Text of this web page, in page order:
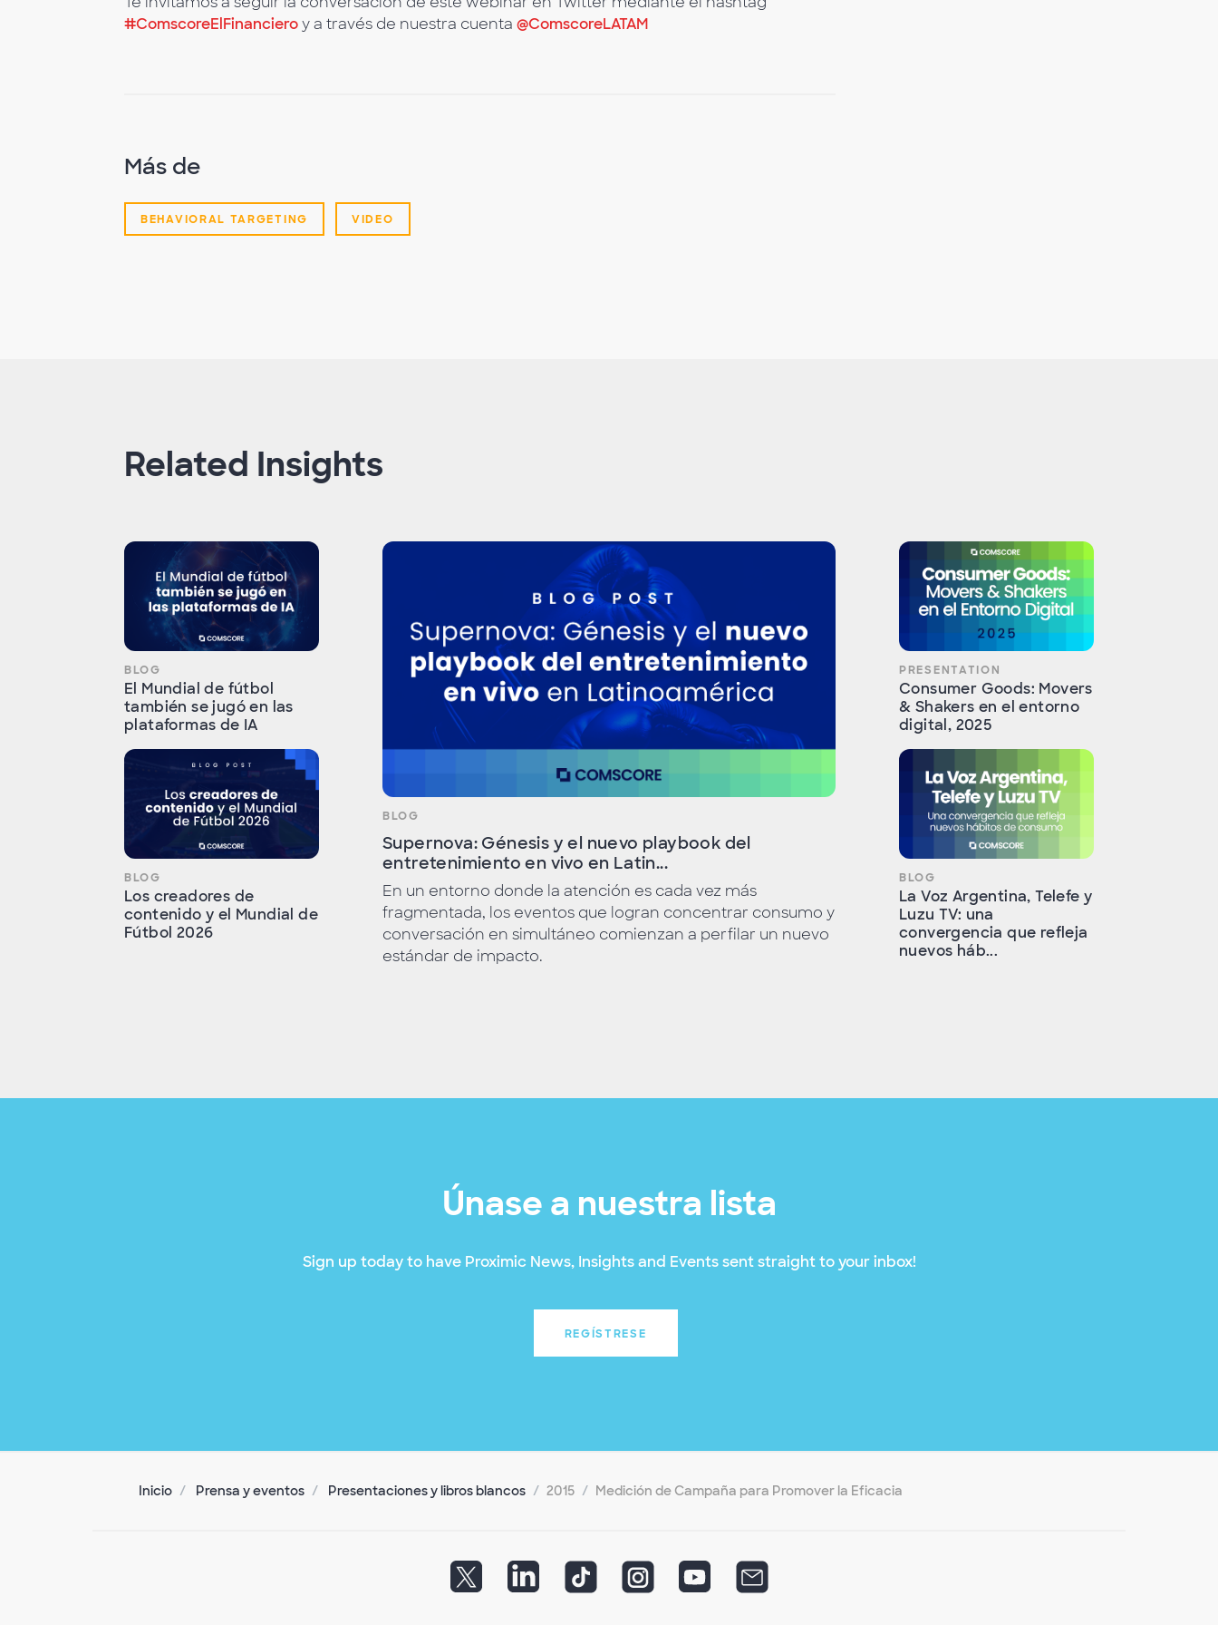
#ComscoreElFinancieroy a través de nuestra cuenta @ComscoreLATAM
Más de
BEHAVIORAL TARGETING VIDEO
Related Insights
BLOG
El Mundial de fútbol
también se jugó en las
plataformas de IA
BLOG
Los creadores de
contenido y el Mundial de
Fútbol 2026
BLOG
Supernova: Génesis y el nuevo playbook del
entretenimiento en vivo en Latin...
En un entorno donde la atención es cada vez más
fragmentada, los eventos que logran concentrar consumo y
conversación en simultáneo comienzan a perfilar un nuevo
estándar de impacto.
PRESENTATION
Consumer Goods: Movers
& Shakers en el entorno
digital, 2025
BLOG
La Voz Argentina, Telefe y
Luzu TV: una
convergencia que refleja
nuevos háb...
Únase a nuestra lista
Sign up today to have Proximic News, Insights and Events sent straight to your inbox!
REGÍSTRESE
Inicio Prensa y eventos Presentaciones y libros blancos 2015 Medición de Campaña para Promover la Eficacia